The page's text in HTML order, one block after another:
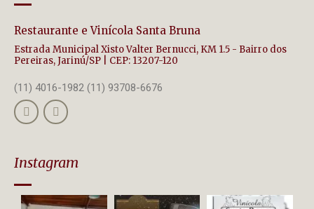
Restaurante e Vinícola Santa Bruna
Estrada Municipal Xisto Valter Bernucci, KM 1.5 - Bairro dos
Pereiras, Jarinú/SP | CEP: 13207-120
(11) 4016-1982 (11) 93708-6676
Instagram